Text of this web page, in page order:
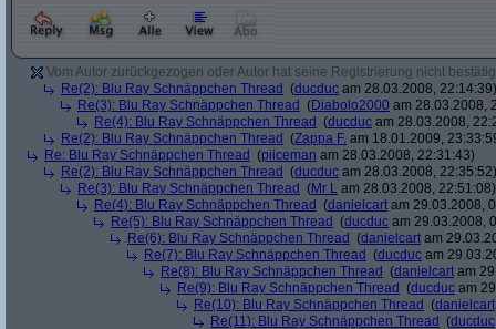
Vom Autor zurückgezogen oder Autor hat seine Registrierung nicht
Re(2): Blu Ray Schnäppchen Thread (ducduc am 28.03.2008, 22:14:39)
Re(3): Blu Ray Schnäppchen Thread (Diabolo2000 am 28.03.2008,
Re(4): Blu Ray Schnäppchen Thread (ducduc am 28.03.2008,
Re(2): Blu Ray Schnäppchen Thread (Zappa F. am 18.01.2009,
Re: Blu Ray Schnäppchen Thread (piiceman am 28.03.2008, 22:31:43)
Re(2): Blu Ray Schnäppchen Thread (ducduc am 28.03.2008, 22:35:52)
Re(3): Blu Ray Schnäppchen Thread (Mr L am 28.03.2008, 22:51:08)
Re(4): Blu Ray Schnäppchen Thread (danielcart am 29.03.2008,
Re(5): Blu Ray Schnäppchen Thread (ducduc am 29.03.2008,
Re(6): Blu Ray Schnäppchen Thread (danielcart am
Re(7): Blu Ray Schnäppchen Thread (ducduc am
Re(8): Blu Ray Schnäppchen Thread (danielcart am
Re(9): Blu Ray Schnäppchen Thread (ducduc am
Re(10): Blu Ray Schnäppchen Thread (danielcart
Re(11): Blu Ray Schnäppchen Thread (ducduc